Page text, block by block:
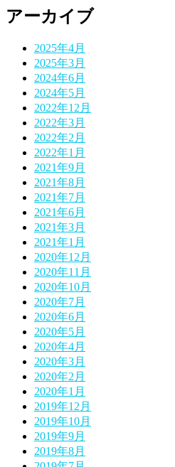
アーカイブ
2025年4月
2025年3月
2024年6月
2024年5月
2022年12月
2022年3月
2022年2月
2022年1月
2021年9月
2021年8月
2021年7月
2021年6月
2021年3月
2021年1月
2020年12月
2020年11月
2020年10月
2020年7月
2020年6月
2020年5月
2020年4月
2020年3月
2020年2月
2020年1月
2019年12月
2019年10月
2019年9月
2019年8月